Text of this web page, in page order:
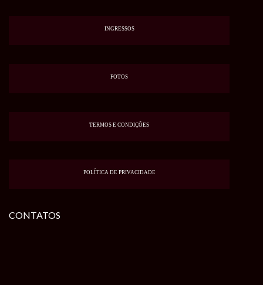
INGRESSOS
FOTOS
TERMOS E CONDIÇÕES
POLÍTICA DE PRIVACIDADE
CONTATOS